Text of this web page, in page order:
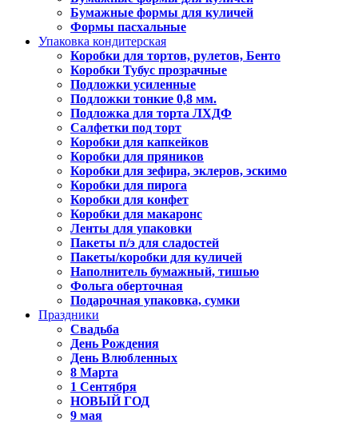
Бумажные формы для куличей
Формы пасхальные
Упаковка кондитерская
Коробки для тортов, рулетов, Бенто
Коробки Тубус прозрачные
Подложки усиленные
Подложки тонкие 0,8 мм.
Подложка для торта ЛХДФ
Салфетки под торт
Коробки для капкейков
Коробки для пряников
Коробки для зефира, эклеров, эскимо
Коробки для пирога
Коробки для конфет
Коробки для макаронс
Ленты для упаковки
Пакеты п/э для сладостей
Пакеты/коробки для куличей
Наполнитель бумажный, тишью
Фольга оберточная
Подарочная упаковка, сумки
Праздники
Свадьба
День Рождения
День Влюбленных
8 Марта
1 Сентября
НОВЫЙ ГОД
9 мая